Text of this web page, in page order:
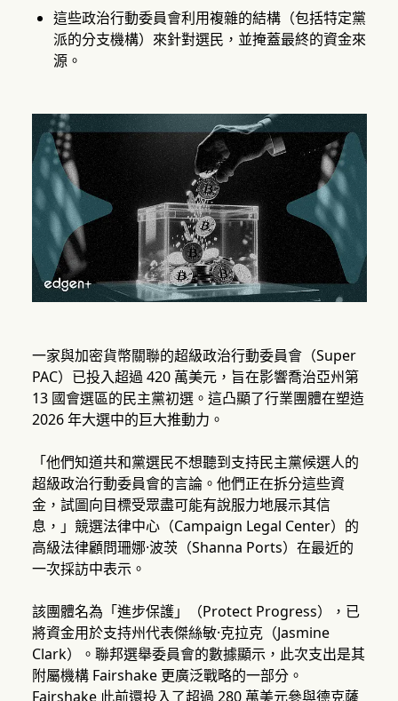
這些政治行動委員會利用複雜的結構（包括特定黨
派的分支機構）來針對選民，並掩蓋最終的資金來
源。
一家與加密貨幣關聯的超級政治行動委員會（Super
PAC）已投入超過 420 萬美元，旨在影響喬治亞州第
13 國會選區的民主黨初選。這凸顯了行業團體在塑造
2026 年大選中的巨大推動力。
「他們知道共和黨選民不想聽到支持民主黨候選人的
超級政治行動委員會的言論。他們正在拆分這些資
金，試圖向目標受眾盡可能有說服力地展示其信
息，」競選法律中心（Campaign Legal Center）的
高級法律顧問珊娜·波茨（Shanna Ports）在最近的
一次採訪中表示。
該團體名為「進步保護」（Protect Progress），已
將資金用於支持州代表傑絲敏·克拉克（Jasmine
Clark）。聯邦選舉委員會的數據顯示，此次支出是其
附屬機構 Fairshake 更廣泛戰略的一部分。
Fairshake 此前還投入了超過 280 萬美元參與德克薩